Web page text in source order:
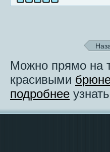
Можно прямо на
красивыми
подробнее